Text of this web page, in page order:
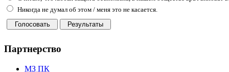
Никогда не думал об этом / меня это не касается.
Партнерство
МЗ ПК